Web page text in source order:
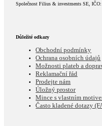
Společnost Filius & investments SE, IČO:
Důležité odkazy
Obchodní podmínky
Ochrana osobních údajů
Možnosti plateb a
Reklamační řád
Prodejte nám
Úložný prostor
Mince s vlastním
Často kladené dotazy